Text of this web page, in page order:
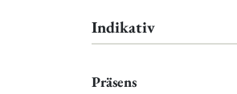
Indikativ
Präsens